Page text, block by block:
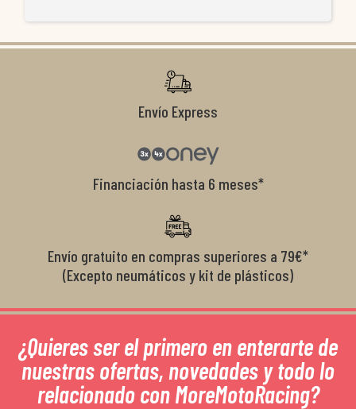
Envío Express
Financiación hasta 6 meses*
Envío gratuito en compras superiores a 79€*
(Excepto neumáticos y kit de plásticos)
¿Quieres ser el primero en enterarte de
nuestras ofertas, novedades y todo lo
relacionado con MoreMotoRacing?